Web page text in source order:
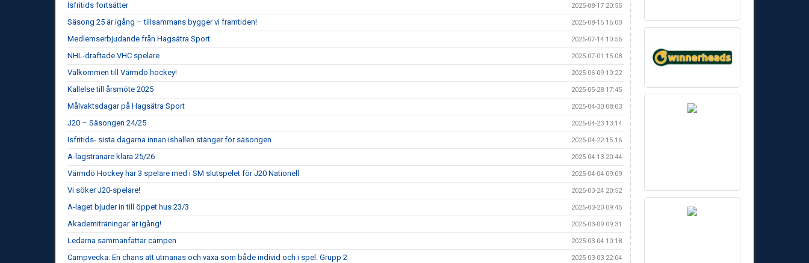
Isfritids fortsätter 2025-08-17 20:55
Säsong 25 är igång – tillsammans bygger vi framtiden! 2025-08-15 16:00
Medlemserbjudande från Hagsätra Sport 2025-07-14 10:56
NHL-draftade VHC spelare 2025-07-01 15:08
Välkommen till Värmdö hockey! 2025-06-09 10:22
Kallelse till årsmöte 2025 2025-05-28 17:45
Målvaktsdagar på Hagsätra Sport 2025-04-30 08:03
J20 – Säsongen 24/25 2025-04-23 13:14
Isfritids- sista dagarna innan ishallen stänger för säsongen 2025-04-22 15:16
A-lagstränare klara 25/26 2025-04-13 20:44
Värmdö Hockey har 3 spelare med i SM slutspelet för J20 Nationell 2025-04-04 09:09
Vi söker J20-spelare! 2025-03-24 20:52
A-laget bjuder in till öppet hus 23/3 2025-03-20 09:45
Akademiträningar är igång! 2025-03-09 09:31
Ledarna sammanfattar campen 2025-03-04 10:18
Campvecka: En chans att utmanas och växa som både individ och i spel. Grupp 2 2025-03-03 22:04